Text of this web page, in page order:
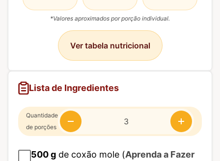
*Valores aproximados por porção individual.
Ver tabela nutricional
Lista de Ingredientes
Quantidade
de porções
500g de coxão mole (Aprenda a Fazer